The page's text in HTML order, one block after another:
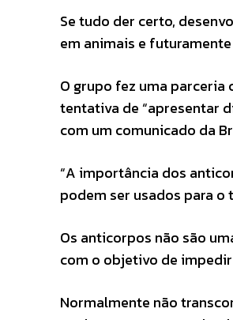
Se tudo der certo,
em animais e
O grupo fez uma
tentativa de “apresentar
com um comunicado da
“A importância dos
podem ser usados para o
Os anticorpos não são
com o objetivo de
Normalmente não